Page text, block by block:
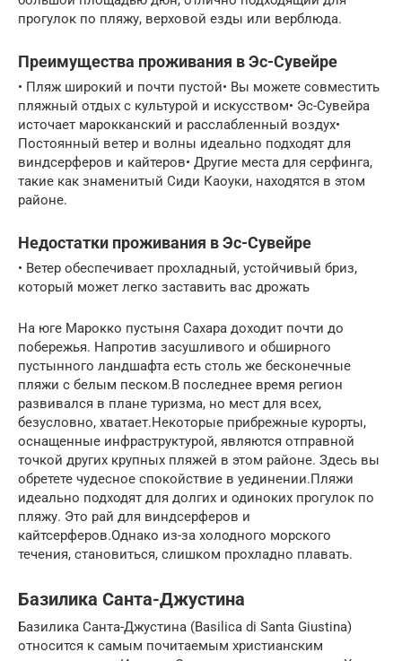
прогулок по пляжу, верховой езды или верблюда.
Преимущества проживания в Эс-Сувейре
• Пляж широкий и почти пустой• Вы можете совместить
пляжный отдых с культурой и искусством• Эс-Сувейра
источает марокканский и расслабленный воздух•
Постоянный ветер и волны идеально подходят для
виндсерферов и кайтеров• Другие места для серфинга,
такие как знаменитый Сиди Каоуки, находятся в этом
районе.
Недостатки проживания в Эс-Сувейре
• Ветер обеспечивает прохладный, устойчивый бриз,
который может легко заставить вас дрожать
На юге Марокко пустыня Сахара доходит почти до
побережья. Напротив засушливого и обширного
пустынного ландшафта есть столь же бесконечные
пляжи с белым песком.В последнее время регион
развивался в плане туризма, но мест для всех,
безусловно, хватает.Некоторые прибрежные курорты,
оснащенные инфраструктурой, являются отправной
точкой других крупных пляжей в этом районе. Здесь вы
обретете чудесное спокойствие в уединении.Пляжи
идеально подходят для долгих и одиноких прогулок по
пляжу. Это рай для виндсерферов и
кайтсерферов.Однако из-за холодного морского
течения, становиться, слишком прохладно плавать.
Базилика Санта-Джустина
Базилика Санта-Джустина (Basilica di Santa Giustina)
относится к самым почитаемым христианским